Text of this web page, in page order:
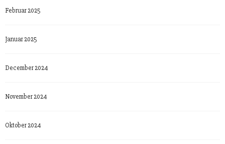
Februar 2025
Januar 2025
December 2024
November 2024
Oktober 2024